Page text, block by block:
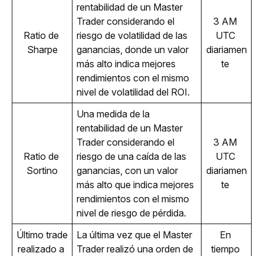
Ratio de
Sharpe
rentabilidad de un Master
Trader considerando el
riesgo de volatilidad de las
ganancias, donde un valor
más alto indica mejores
rendimientos con el mismo
nivel de volatilidad del ROI.
3 AM
UTC
diariamen
te
Ratio de
Sortino
Una medida de la
rentabilidad de un Master
Trader considerando el
riesgo de una caída de las
ganancias, con un valor
más alto que indica mejores
rendimientos con el mismo
nivel de riesgo de pérdida.
3 AM
UTC
diariamen
te
Último trade
realizado a
La última vez que el Master
Trader realizó una orden de
En
tiempo